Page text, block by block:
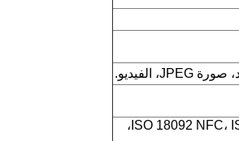
ISO14443 النوع A/B (ISO 18092 NFC، ISO/IEC 14443&7816،